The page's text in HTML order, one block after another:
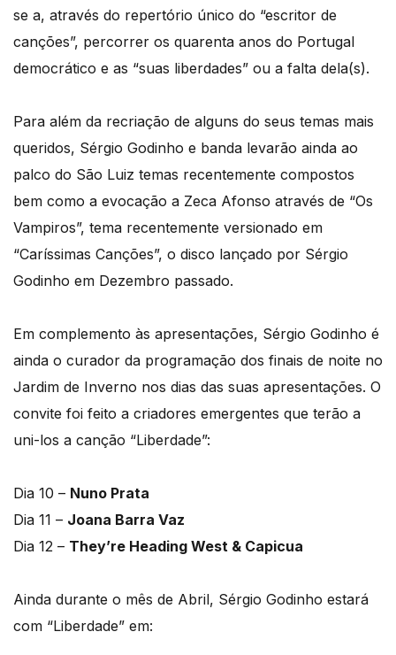
se a, através do repertório único do “escritor de
canções”, percorrer os quarenta anos do Portugal
democrático e as “suas liberdades” ou a falta dela(s).
Para além da recriação de alguns do seus temas mais
queridos, Sérgio Godinho e banda levarão ainda ao
palco do São Luiz temas recentemente compostos
bem como a evocação a Zeca Afonso através de “Os
Vampiros”, tema recentemente versionado em
“Caríssimas Canções”, o disco lançado por Sérgio
Godinho em Dezembro passado.
Em complemento às apresentações, Sérgio Godinho é
ainda o curador da programação dos finais de noite no
Jardim de Inverno nos dias das suas apresentações. O
convite foi feito a criadores emergentes que terão a
uni-los a canção “Liberdade”:
Dia 10 – Nuno Prata
Dia 11 – Joana Barra Vaz
Dia 12 – They’re Heading West & Capicua
Ainda durante o mês de Abril, Sérgio Godinho estará
com “Liberdade” em: